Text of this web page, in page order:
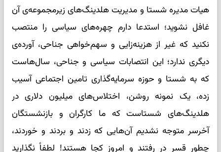
هیات مدیره شستا و مدیریت هلدینگ‌های زیرمجموعه‌ی آن
غافل نشوید؛ استدعا دارم چهره‌های سیاسی را منتصب
نکنید که غیر از هزینه‌زایی و سهم‌خواهی جناحی، آورده‌ی
دیگری ندارد؛ این انتصابات سیاسی و جناحی‌، سال‌هاست
که به شستا و حوزه سرمایه‌گذاری تامین اجتماعی آسیب
زده، یک نمونه روشن، اختلاس‌های میلیون دلاری در
هلدینگ‌های شستاست که ما کارگران و بازنشستگان
آخرسر متوجه نشدیم آن‌هایی که زدند و بردند و خوردند،
چطور قسر در رفتند و امروز کجا هستند! لطفاً نگذارید